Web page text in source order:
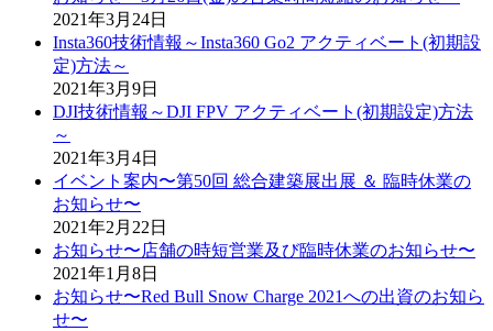
2021年3月24日
Insta360技術情報～Insta360 Go2 アクティベート(初期設
定)方法～
2021年3月9日
DJI技術情報～DJI FPV アクティベート(初期設定)方法
～
2021年3月4日
イベント案内〜第50回 総合建築展出展 ＆ 臨時休業の
お知らせ〜
2021年2月22日
お知らせ〜店舗の時短営業及び臨時休業のお知らせ〜
2021年1月8日
お知らせ〜Red Bull Snow Charge 2021への出資のお知ら
せ〜